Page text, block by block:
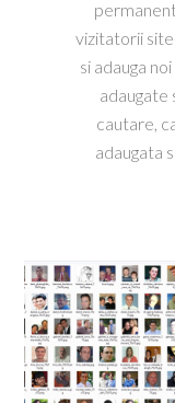
vizitatorii
si adauga
adaugate
cautare,
adaugata